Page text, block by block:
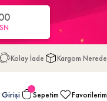
SN
Kolay İade Kargom Nerede
Girişi Sepetim Favorilerim